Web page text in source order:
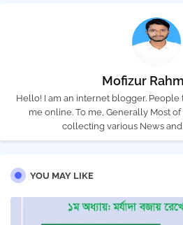
Mofizur
Hello! I am an internet blogger.
me online. To me, Generally Most
collecting various News
YOU MAY LIKE